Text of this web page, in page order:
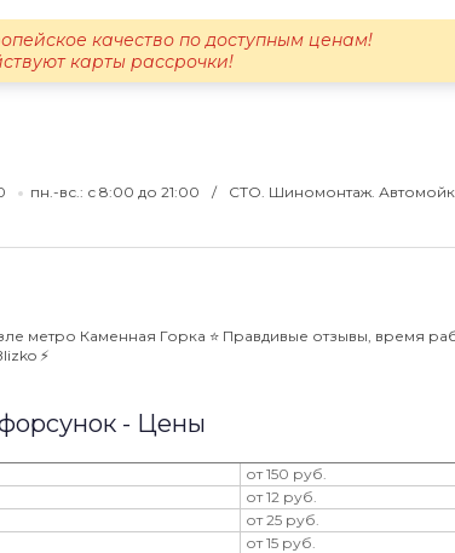
качество по доступным ценам!
карты рассрочки!
пн.-вс.: с 8:00 до 21:00 СТО. Шиномонтаж.
метро Каменная Горка ⭐️ Правдивые отзывы, время
⚡️
форсунок - Цены
от 150 руб.
от 12 руб.
от 25 руб.
от 15 руб.